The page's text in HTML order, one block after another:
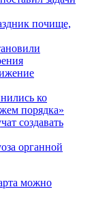
почище,
ко
порядка»
создавать
органной